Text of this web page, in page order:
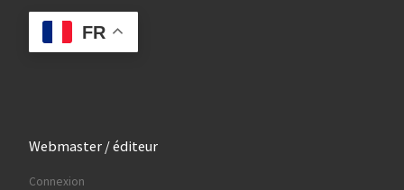
FR
Webmaster / éditeur
Connexion